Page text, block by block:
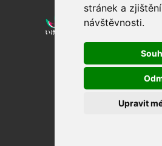
stránek a
návštěvnosti.
Upravit
© 2020 , webdesign